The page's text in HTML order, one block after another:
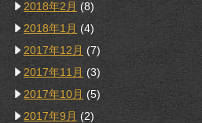
2018年2月 (8)
2018年1月 (4)
2017年12月 (7)
2017年11月 (3)
2017年10月 (5)
2017年9月 (2)